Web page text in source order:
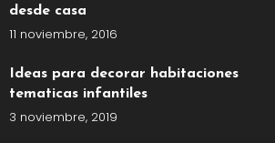
desde casa
11 noviembre, 2016
Ideas para decorar habitaciones
tematicas infantiles
3 noviembre, 2019